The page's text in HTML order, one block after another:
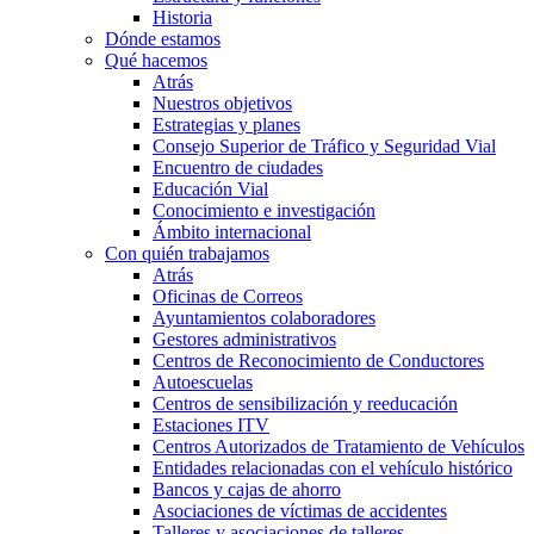
Historia
Dónde estamos
Qué hacemos
Atrás
Nuestros objetivos
Estrategias y planes
Consejo Superior de Tráfico y Seguridad Vial
Encuentro de ciudades
Educación Vial
Conocimiento e investigación
Ámbito internacional
Con quién trabajamos
Atrás
Oficinas de Correos
Ayuntamientos colaboradores
Gestores administrativos
Centros de Reconocimiento de Conductores
Autoescuelas
Centros de sensibilización y reeducación
Estaciones ITV
Centros Autorizados de Tratamiento de Vehículos
Entidades relacionadas con el vehículo histórico
Bancos y cajas de ahorro
Asociaciones de víctimas de accidentes